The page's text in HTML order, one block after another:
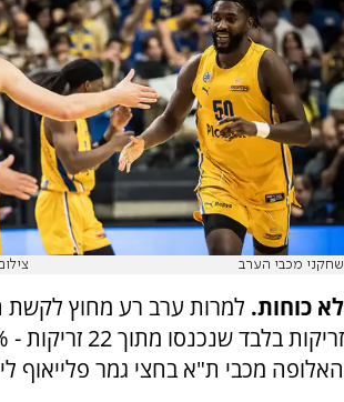
שחקני מכבי הערב
לא כוחות.
האלופה מכבי ת"א בחצי גמר פלייאוף